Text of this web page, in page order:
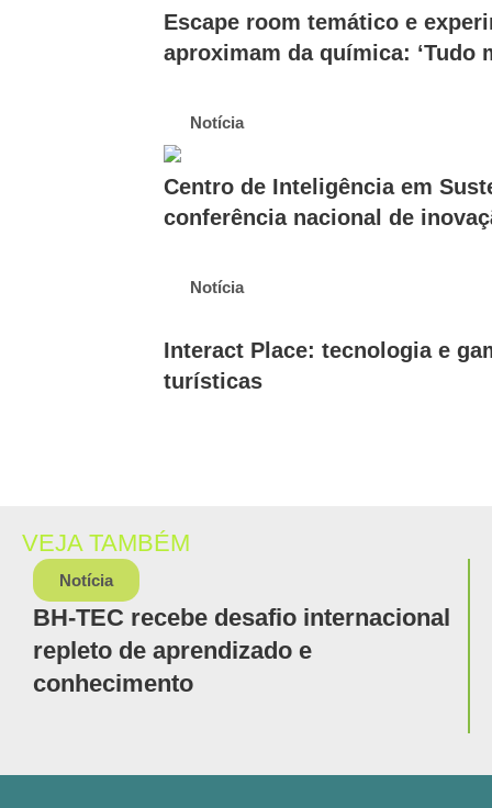
Escape room temático e
aproximam da química: ‘Tudo
Notícia
Centro de Inteligência em
conferência nacional de
Notícia
Interact Place: tecnologia e
turísticas
VEJA TAMBÉM
Notícia
BH-TEC recebe desafio internacional
repleto de aprendizado e
conhecimento